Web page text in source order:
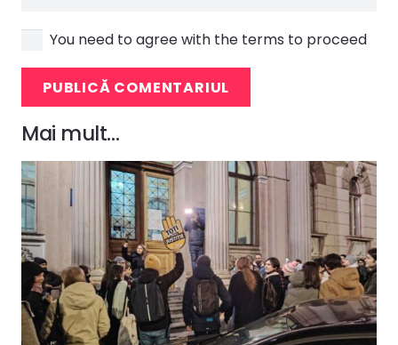
You need to agree with the terms to proceed
PUBLICĂ COMENTARIUL
Mai mult…